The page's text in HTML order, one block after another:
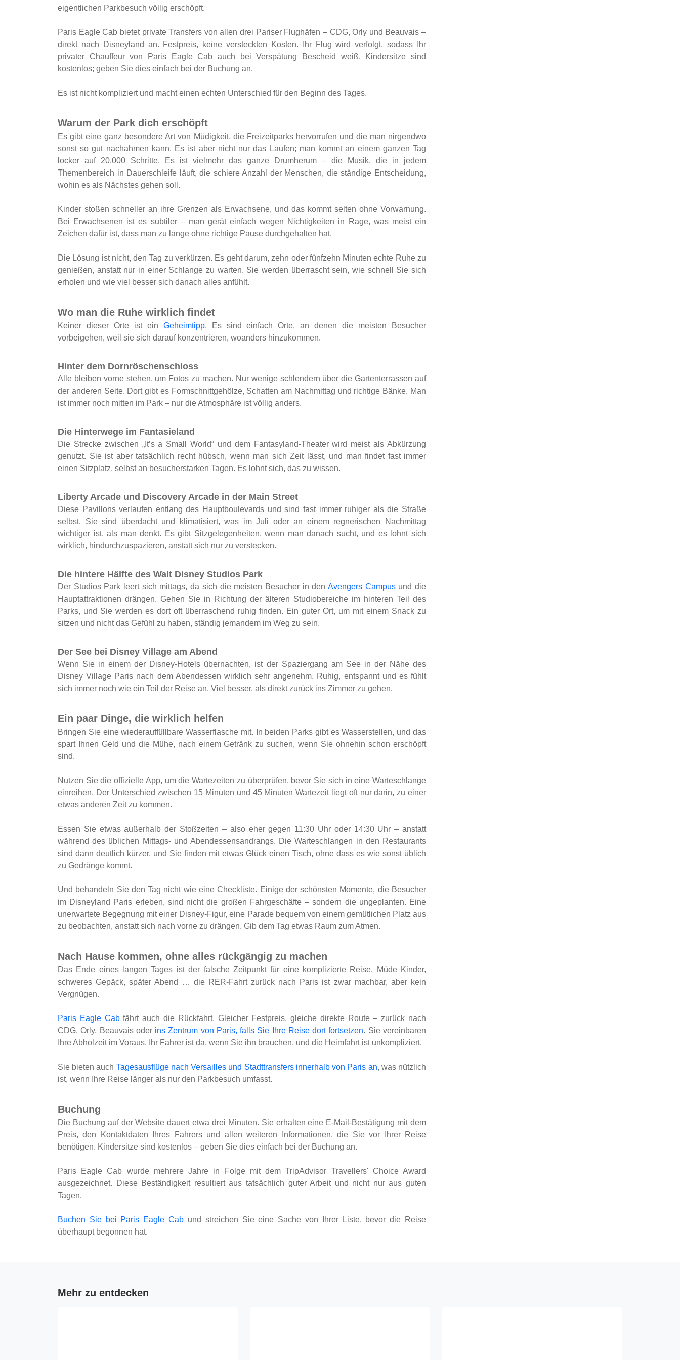
eigentlichen Parkbesuch völlig erschöpft.
Paris Eagle Cab bietet private Transfers von allen drei Pariser Flughäfen – CDG, Orly und Beauvais –
direkt nach Disneyland an. Festpreis, keine versteckten Kosten. Ihr Flug wird verfolgt, sodass Ihr
privater Chauffeur von Paris Eagle Cab auch bei Verspätung Bescheid weiß. Kindersitze sind
kostenlos; geben Sie dies einfach bei der Buchung an.
Es ist nicht kompliziert und macht einen echten Unterschied für den Beginn des Tages.
Warum der Park dich erschöpft
Es gibt eine ganz besondere Art von Müdigkeit, die Freizeitparks hervorrufen und die man nirgendwo
sonst so gut nachahmen kann. Es ist aber nicht nur das Laufen; man kommt an einem ganzen Tag
locker auf 20.000 Schritte. Es ist vielmehr das ganze Drumherum – die Musik, die in jedem
Themenbereich in Dauerschleife läuft, die schiere Anzahl der Menschen, die ständige Entscheidung,
wohin es als Nächstes gehen soll.
Kinder stoßen schneller an ihre Grenzen als Erwachsene, und das kommt selten ohne Vorwarnung.
Bei Erwachsenen ist es subtiler – man gerät einfach wegen Nichtigkeiten in Rage, was meist ein
Zeichen dafür ist, dass man zu lange ohne richtige Pause durchgehalten hat.
Die Lösung ist nicht, den Tag zu verkürzen. Es geht darum, zehn oder fünfzehn Minuten echte Ruhe zu
genießen, anstatt nur in einer Schlange zu warten. Sie werden überrascht sein, wie schnell Sie sich
erholen und wie viel besser sich danach alles anfühlt.
Wo man die Ruhe wirklich findet
Keiner dieser Orte ist ein Geheimtipp. Es sind einfach Orte, an denen die meisten Besucher
vorbeigehen, weil sie sich darauf konzentrieren, woanders hinzukommen.
Hinter dem Dornröschenschloss
Alle bleiben vorne stehen, um Fotos zu machen. Nur wenige schlendern über die Gartenterrassen auf
der anderen Seite. Dort gibt es Formschnittgehölze, Schatten am Nachmittag und richtige Bänke. Man
ist immer noch mitten im Park – nur die Atmosphäre ist völlig anders.
Die Hinterwege im Fantasieland
Die Strecke zwischen „It’s a Small World“ und dem Fantasyland-Theater wird meist als Abkürzung
genutzt. Sie ist aber tatsächlich recht hübsch, wenn man sich Zeit lässt, und man findet fast immer
einen Sitzplatz, selbst an besucherstarken Tagen. Es lohnt sich, das zu wissen.
Liberty Arcade und Discovery Arcade in der Main Street
Diese Pavillons verlaufen entlang des Hauptboulevards und sind fast immer ruhiger als die Straße
selbst. Sie sind überdacht und klimatisiert, was im Juli oder an einem regnerischen Nachmittag
wichtiger ist, als man denkt. Es gibt Sitzgelegenheiten, wenn man danach sucht, und es lohnt sich
wirklich, hindurchzuspazieren, anstatt sich nur zu verstecken.
Die hintere Hälfte des Walt Disney Studios Park
Der Studios Park leert sich mittags, da sich die meisten Besucher in den Avengers Campusund die
Hauptattraktionen drängen. Gehen Sie in Richtung der älteren Studiobereiche im hinteren Teil des
Parks, und Sie werden es dort oft überraschend ruhig finden. Ein guter Ort, um mit einem Snack zu
sitzen und nicht das Gefühl zu haben, ständig jemandem im Weg zu sein.
Der See bei Disney Village am Abend
Wenn Sie in einem der Disney-Hotels übernachten, ist der Spaziergang am See in der Nähe des
Disney Village Paris nach dem Abendessen wirklich sehr angenehm. Ruhig, entspannt und es fühlt
sich immer noch wie ein Teil der Reise an. Viel besser, als direkt zurück ins Zimmer zu gehen.
Ein paar Dinge, die wirklich helfen
Bringen Sie eine wiederauffüllbare Wasserflasche mit. In beiden Parks gibt es Wasserstellen, und das
spart Ihnen Geld und die Mühe, nach einem Getränk zu suchen, wenn Sie ohnehin schon erschöpft
sind.
Nutzen Sie die offizielle App, um die Wartezeiten zu überprüfen, bevor Sie sich in eine Warteschlange
einreihen. Der Unterschied zwischen 15 Minuten und 45 Minuten Wartezeit liegt oft nur darin, zu einer
etwas anderen Zeit zu kommen.
Essen Sie etwas außerhalb der Stoßzeiten – also eher gegen 11:30 Uhr oder 14:30 Uhr – anstatt
während des üblichen Mittags- und Abendessensandrangs. Die Warteschlangen in den Restaurants
sind dann deutlich kürzer, und Sie finden mit etwas Glück einen Tisch, ohne dass es wie sonst üblich
zu Gedränge kommt.
Und behandeln Sie den Tag nicht wie eine Checkliste. Einige der schönsten Momente, die Besucher
im Disneyland Paris erleben, sind nicht die großen Fahrgeschäfte – sondern die ungeplanten. Eine
unerwartete Begegnung mit einer Disney-Figur, eine Parade bequem von einem gemütlichen Platz aus
zu beobachten, anstatt sich nach vorne zu drängen. Gib dem Tag etwas Raum zum Atmen.
Nach Hause kommen, ohne alles rückgängig zu machen
Das Ende eines langen Tages ist der falsche Zeitpunkt für eine komplizierte Reise. Müde Kinder,
schweres Gepäck, später Abend … die RER-Fahrt zurück nach Paris ist zwar machbar, aber kein
Vergnügen.
Paris Eagle Cabfährt auch die Rückfahrt. Gleicher Festpreis, gleiche direkte Route – zurück nach
CDG, Orly, Beauvais oder ins Zentrum von Paris, falls Sie Ihre Reise dort fortsetzen. Sie vereinbaren
Ihre Abholzeit im Voraus, Ihr Fahrer ist da, wenn Sie ihn brauchen, und die Heimfahrt ist unkompliziert.
Sie bieten auch Tagesausflüge nach Versailles und Stadttransfers innerhalb von Paris an, was nützlich
ist, wenn Ihre Reise länger als nur den Parkbesuch umfasst.
Buchung
Die Buchung auf der Website dauert etwa drei Minuten. Sie erhalten eine E-Mail-Bestätigung mit dem
Preis, den Kontaktdaten Ihres Fahrers und allen weiteren Informationen, die Sie vor Ihrer Reise
benötigen. Kindersitze sind kostenlos – geben Sie dies einfach bei der Buchung an.
Paris Eagle Cab wurde mehrere Jahre in Folge mit dem TripAdvisor Travellers' Choice Award
ausgezeichnet. Diese Beständigkeit resultiert aus tatsächlich guter Arbeit und nicht nur aus guten
Tagen.
Buchen Sie bei Paris Eagle Cab und streichen Sie eine Sache von Ihrer Liste, bevor die Reise
überhaupt begonnen hat.
Mehr zu entdecken